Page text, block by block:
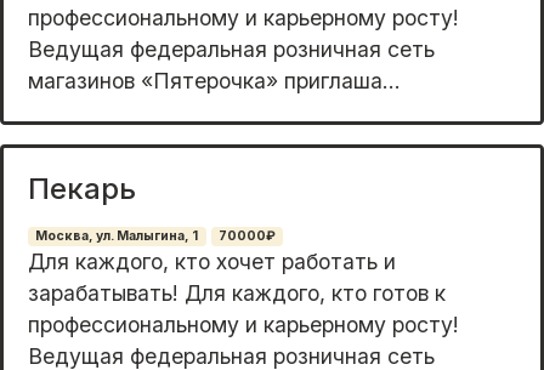
профессиональному и карьерному росту!
Ведущая федеральная розничная сеть
магазинов «Пятерочка» приглаша...
Пекарь
Москва, ул. Малыгина, 1 70000₽
Для каждого, кто хочет работать и
зарабатывать! Для каждого, кто готов к
профессиональному и карьерному росту!
Ведущая федеральная розничная сеть